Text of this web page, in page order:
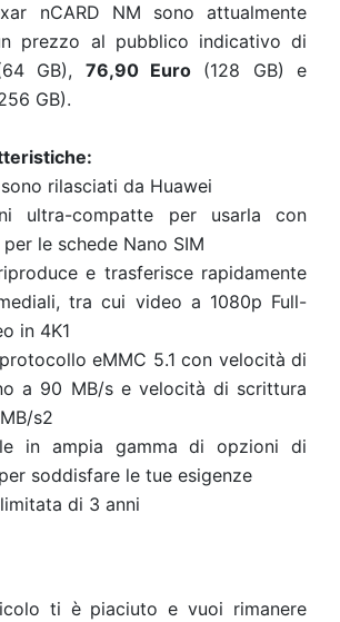
nCARD NM sono attualmente
prezzo al pubblico indicativo di
GB), 76,90 Euro(128 GB) e
GB).
rilasciati da Huawei
ultra-compatte per usarla con
per le schede Nano SIM
e trasferisce rapidamente
tra cui video a 1080p Full-
in 4K1
eMMC 5.1 con velocità di
a 90 MB/s e velocità di scrittura
s2
in ampia gamma di opzioni di
soddisfare le tue esigenze
di 3 anni
ti è piaciuto e vuoi rimanere